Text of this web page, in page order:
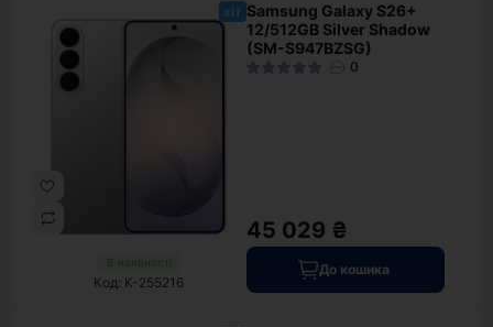
хіт
В наявності
Код: K-255216
Samsung Galaxy S26+
12/512GB Silver Shadow
(SM-S947BZSG)
0
45 029 ₴
До кошика